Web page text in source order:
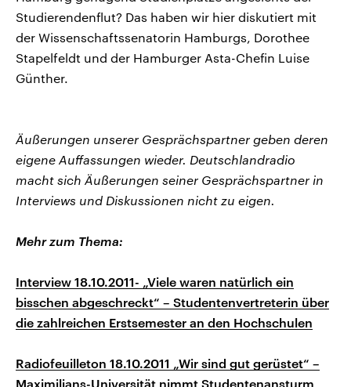
Studierendenflut? Das haben wir hier diskutiert mit
der Wissenschaftssenatorin Hamburgs, Dorothee
Stapelfeldt und der Hamburger Asta-Chefin Luise
Günther.
Äußerungen unserer Gesprächspartner geben deren
eigene Auffassungen wieder. Deutschlandradio
macht sich Äußerungen seiner Gesprächspartner in
Interviews und Diskussionen nicht zu eigen.
Mehr zum Thema:
Interview 18.10.2011- „Viele waren natürlich ein
bisschen abgeschreckt“ – Studentenvertreterin über
die zahlreichen Erstsemester an den Hochschulen
Radiofeuilleton 18.10.2011 „Wir sind gut gerüstet“ –
Maximilians-Universität nimmt Studentenansturm